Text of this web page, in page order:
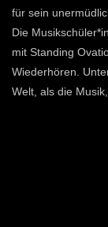
für sein
Die
mit Standing
Wiederhören.
Welt, als die